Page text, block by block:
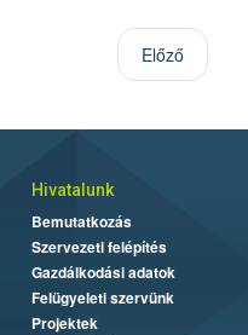
Előző
Hivatalunk
Bemutatkozás
Szervezeti felépítés
Gazdálkodási adatok
Felügyeleti szervünk
Projektek